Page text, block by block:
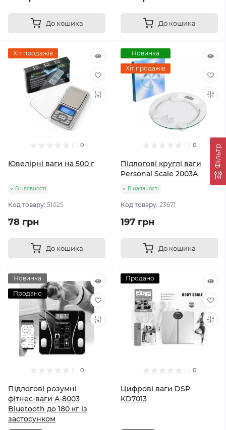
Фільтр
До кошика До кошика
Хіт продажів
0
Ювелірні ваги на 500 г
В наявності
Код товару: 51025
78 грн
До кошика
Новинка
Хіт продажів
0
Підлогові круглі ваги
Personal Scale 2003A
В наявності
Код товару: 23671
197 грн
До кошика
Новинка
Продано
0
Підлогові розумні
фітнес-ваги A-8003
Bluetooth до 180 кг із
застосунком
Продано
0
Цифрові ваги DSP
KD7013